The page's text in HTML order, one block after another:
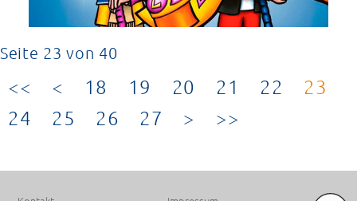
Seite 23 von 40
18 19 20 21 22
23
24
25 26 27